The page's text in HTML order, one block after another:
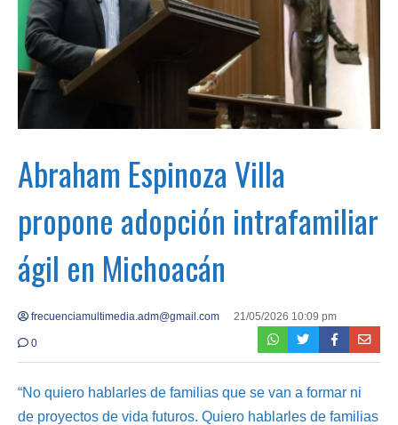
Abraham Espinoza Villa
propone adopción intrafamiliar
ágil en Michoacán
frecuenciamultimedia.adm@gmail.com 21/05/2026 10:09 pm
0
“No quiero hablarles de familias que se van a formar ni
de proyectos de vida futuros. Quiero hablarles de familias